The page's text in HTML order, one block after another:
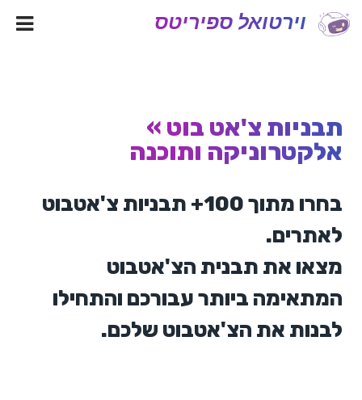
וירטואל ספיריטס
תבניות צ'אט בוט »
אלקטרוניקה ותוכנה
בחרו מתוך 100+ תבניות צ'אטבוט
לאתרים.
מצאו את תבנית הצ'אטבוט
המתאימה ביותר עבורכם והתחילו
לבנות את הצ'אטבוט שלכם.